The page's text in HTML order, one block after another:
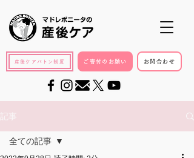
産後ケアバトン制度 ご寄付のお願い お問合わせ
記事
全ての記事